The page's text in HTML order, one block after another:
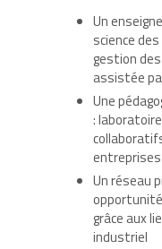
Un
science
gestion
assistée
Une
:
entreprises
Un réseau
grâce aux
industriel